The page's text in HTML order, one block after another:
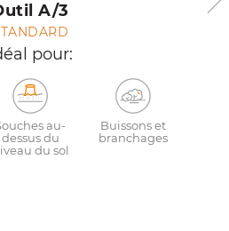
A/3
pour:
au-
dessus du
du sol
Buissons et
branchages